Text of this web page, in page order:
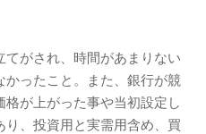
がされ、時間があまりない
かったこと。また、銀行が競
が上がった事や当初設定し
、投資用と実需用含め、買